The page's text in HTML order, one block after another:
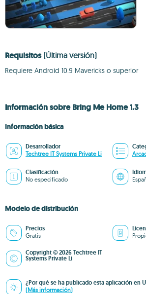
Requisitos (Última versión)
Requiere Android 10.9 Mavericks o superior
Información sobre Bring Me Home 1.3
Información básica
Desarrollador
Techtree IT Systems Private Li
Clasificación
No especificado
Modelo de distribución
Precios
Gratis
Copyright © 2026 Techtree IT
Systems Private Li
¿Por qué se ha publicado esta aplicación en
(Más información)